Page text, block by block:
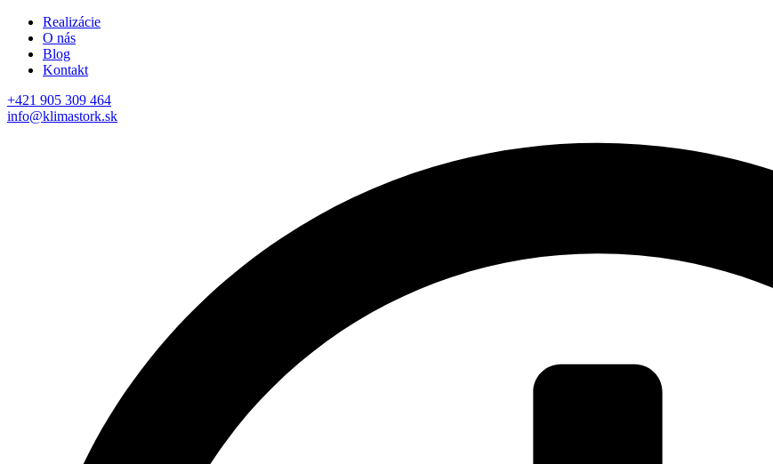
Realizácie
O nás
Blog
Kontakt
+421 905 309 464
info@klimastork.sk